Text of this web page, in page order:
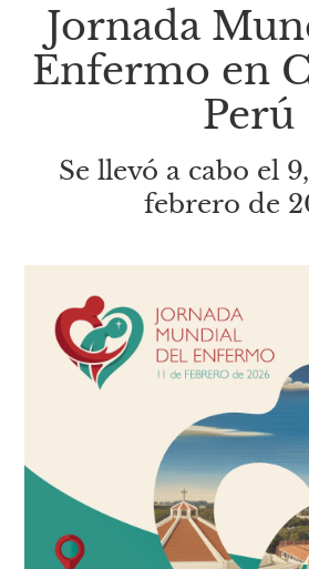
Jornada
Enfermo en
Perú
Se llevó a cabo el
febrero de